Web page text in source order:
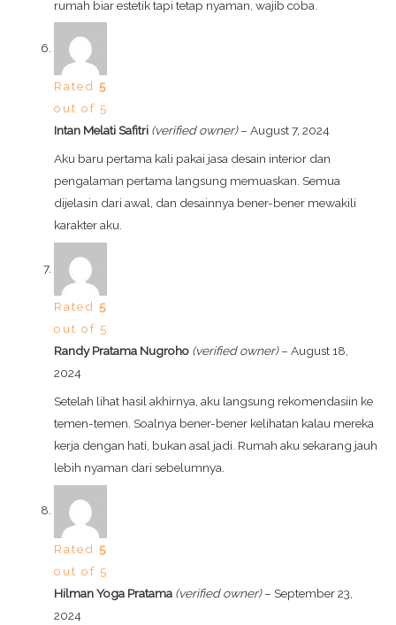
rumah biar estetik tapi tetap nyaman, wajib coba.
Rated5
out of 5
Intan Melati Safitri (verified owner) – August 7, 2024
Aku baru pertama kali pakai jasa desain interior dan
pengalaman pertama langsung memuaskan. Semua
dijelasin dari awal, dan desainnya bener-bener mewakili
karakter aku.
Rated5
out of 5
Randy Pratama Nugroho (verified owner) – August 18,
2024
Setelah lihat hasil akhirnya, aku langsung rekomendasiin ke
temen-temen. Soalnya bener-bener kelihatan kalau mereka
kerja dengan hati, bukan asal jadi. Rumah aku sekarang jauh
lebih nyaman dari sebelumnya.
Rated5
out of 5
Hilman Yoga Pratama (verified owner) – September 23,
2024